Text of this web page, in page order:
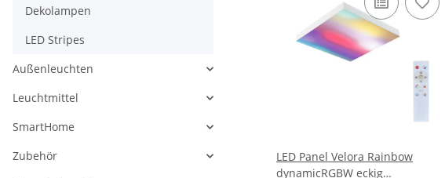
LED Panel Velora Rainbow
dynamicRGBW eckig
Dekolampen
LED Stripes
Außenleuchten
Leuchtmittel
SmartHome
Zubehör